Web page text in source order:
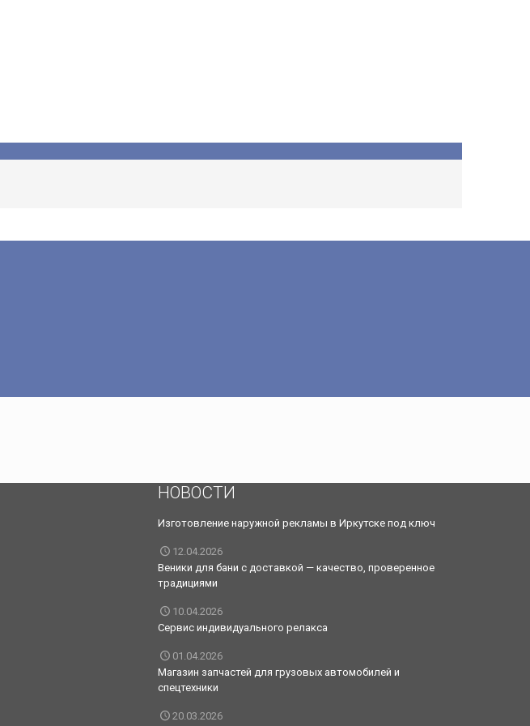
НОВОСТИ
Изготовление наружной рекламы в Иркутске под ключ
12.04.2026
Веники для бани с доставкой — качество, проверенное
традициями
10.04.2026
Сервис индивидуального релакса
01.04.2026
Магазин запчастей для грузовых автомобилей и
спецтехники
20.03.2026